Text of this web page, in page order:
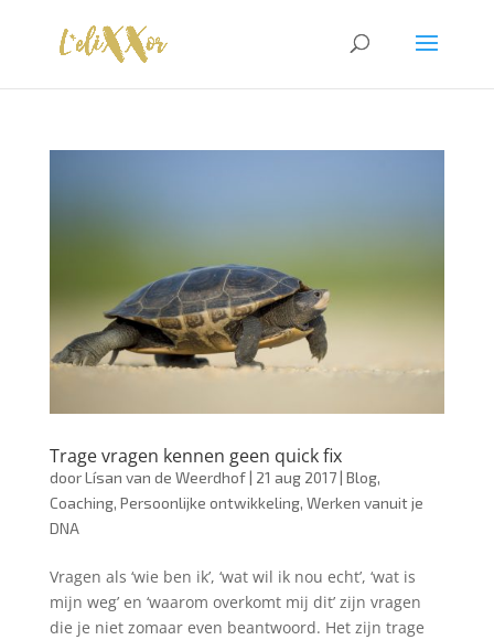
Trage vragen kennen geen quick fix
doorLísan van de Weerdhof| 21 aug 2017| Blog,
Coaching, Persoonlijke ontwikkeling, Werken vanuit je
DNA
Vragen als ‘wie ben ik’, ‘wat wil ik nou echt’, ‘wat is
mijn weg’ en ‘waarom overkomt mij dit’ zijn vragen
die je niet zomaar even beantwoord. Het zijn trage